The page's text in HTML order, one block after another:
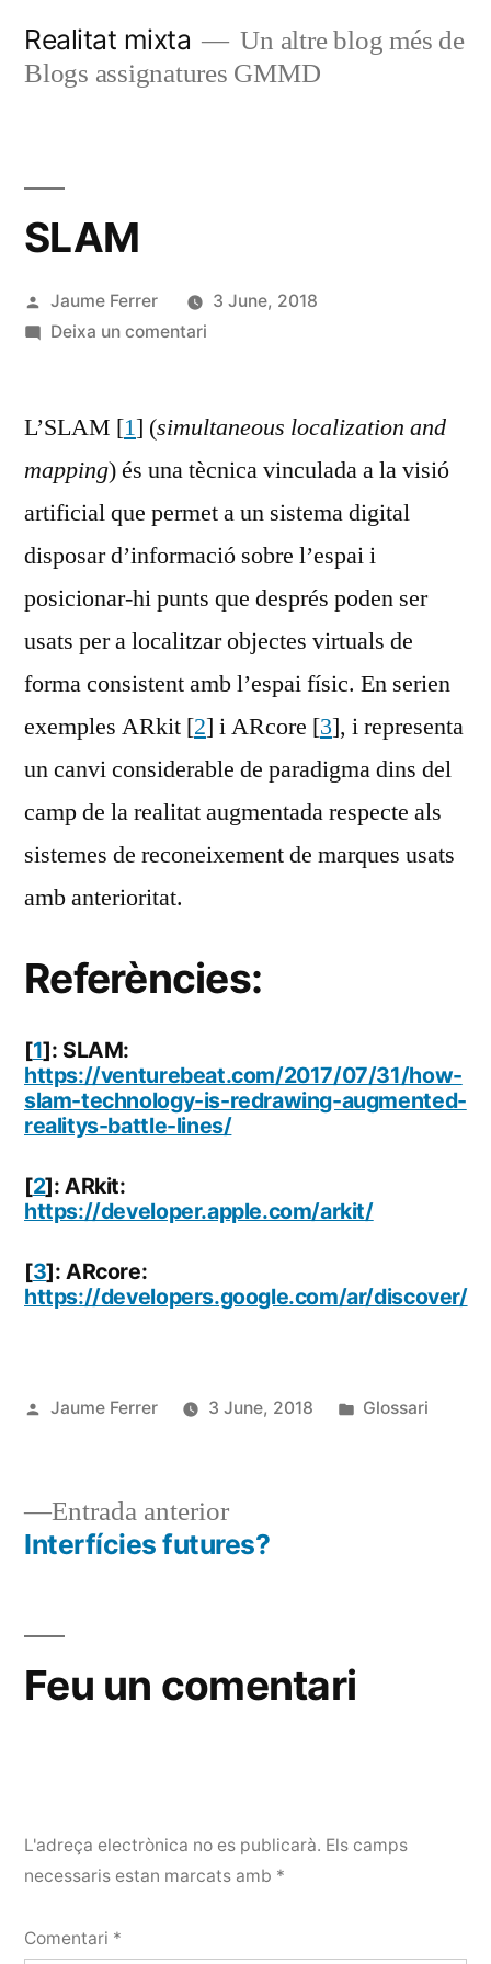
Realitat mixta
Un altre blog més de
Blogs assignatures GMMD
SLAM
Publicat
per
Jaume Ferrer
3 June, 2018
Deixa un comentaria
L’SLAM [1] (simultaneous localization and
mapping) és una tècnica vinculada a la visió
artificial que permet a un sistema digital
disposar d’informació sobre l’espai i
posicionar-hi punts que després poden ser
usats per a localitzar objectes virtuals de
forma consistent amb l’espai físic. En serien
exemples ARkit [2] i ARcore [3], i representa
un canvi considerable de paradigma dins del
camp de la realitat augmentada respecte als
sistemes de reconeixement de marques usats
amb anterioritat.
Referències:
[1]: SLAM:
https://venturebeat.com/2017/07/31/how-
slam-technology-is-redrawing-augmented-
realitys-battle-lines/
[2]: ARkit:
https://developer.apple.com/arkit/
[3]: ARcore:
https://developers.google.com/ar/discover/
Publicat
Jaume Ferrer 3 June, 2018
Publicat
Glossari
Navegació
Entrada anteriorEntrada
anterior:
Interfícies futures?
Feu un comentari
L'adreça electrònica no es publicarà. Els camps
necessaris estan marcats amb *
Comentari *